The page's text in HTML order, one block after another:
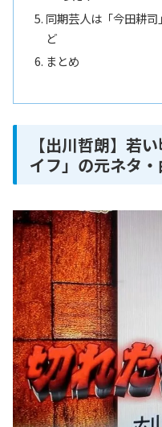
同期芸人は「今田耕
ど
まとめ
【出川哲朗】若
イフ」の元ネタ・